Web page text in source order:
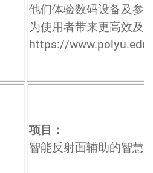
他们体验数码设备及参
为使用者带来更高效及
https://
项目：
智能反射面辅助的智慧